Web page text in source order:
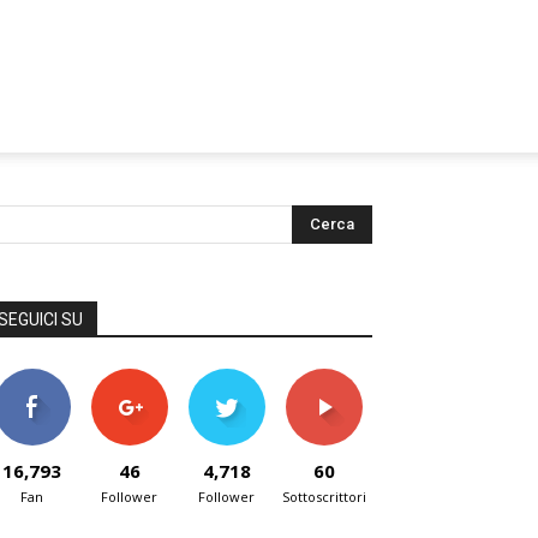
SU
16,793
Fan
46
Follower
4,718
Follower
60
Sottoscrittori